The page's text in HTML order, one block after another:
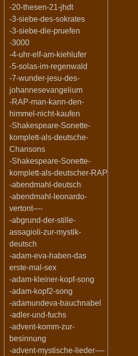
-20-thesen-21-jhdt
-3-siebe-des-sokrates
-3-siebe-die-pruefen
-3000
-4-uhr-elf-am-kiehlufer
-5-solas-im-regenwald
-7-wunder-jesu-des-
johannesevangelium
-RAP-man-kann-den-
himmel-nicht-kaufen
-Shakespeare-Sonette-
komplett-als-deutsche-
Chansons
-Shakespeare-Sonette-
komplett-als-deutscher-RAP
-abendmahl-deutsch
-abendmahl-leonardo-
vertont----
-abgrund-der-stille-
assagioli-zur-mystik-
deutsch
-adam-eva-haben-das
erste-mal-sex
-adam-kleiner-kopf-song
-adam-kopf2-song
-adamundeva-bauchnabel
-adler-und-fuchs
-advent-komm-zur-
besinnung
-advent-mystische-lieder----